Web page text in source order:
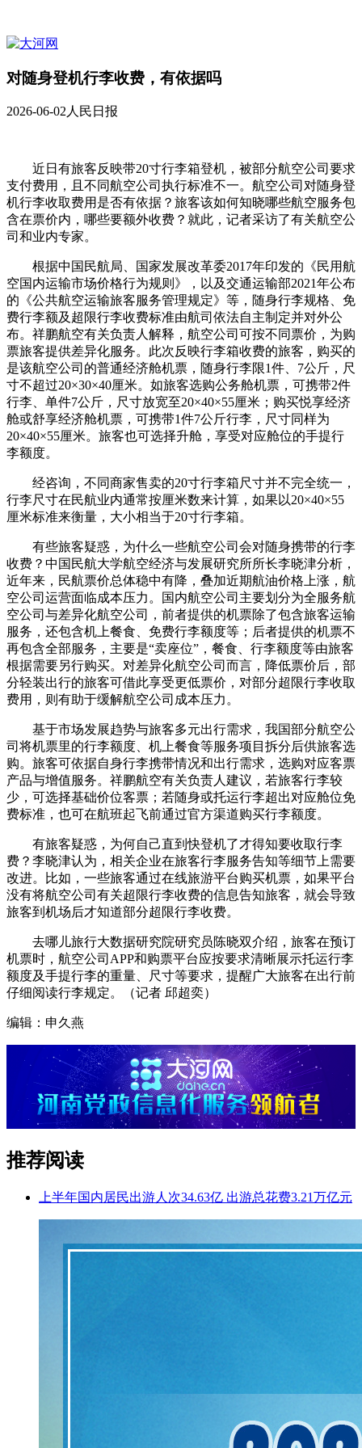
对随身登机行李收费，有依据吗
2026-06-02人民日报
近日有旅客反映带20寸行李箱登机，被部分航空公司要求
支付费用，且不同航空公司执行标准不一。航空公司对随身登
机行李收取费用是否有依据？旅客该如何知晓哪些航空服务包
含在票价内，哪些要额外收费？就此，记者采访了有关航空公
司和业内专家。
根据中国民航局、国家发展改革委2017年印发的《民用航
空国内运输市场价格行为规则》，以及交通运输部2021年公布
的《公共航空运输旅客服务管理规定》等，随身行李规格、免
费行李额及超限行李收费标准由航司依法自主制定并对外公
布。祥鹏航空有关负责人解释，航空公司可按不同票价，为购
票旅客提供差异化服务。此次反映行李箱收费的旅客，购买的
是该航空公司的普通经济舱机票，随身行李限1件、7公斤，尺
寸不超过20×30×40厘米。如旅客选购公务舱机票，可携带2件
行李、单件7公斤，尺寸放宽至20×40×55厘米；购买悦享经济
舱或舒享经济舱机票，可携带1件7公斤行李，尺寸同样为
20×40×55厘米。旅客也可选择升舱，享受对应舱位的手提行
李额度。
经咨询，不同商家售卖的20寸行李箱尺寸并不完全统一，
行李尺寸在民航业内通常按厘米数来计算，如果以20×40×55
厘米标准来衡量，大小相当于20寸行李箱。
有些旅客疑惑，为什么一些航空公司会对随身携带的行李
收费？中国民航大学航空经济与发展研究所所长李晓津分析，
近年来，民航票价总体稳中有降，叠加近期航油价格上涨，航
空公司运营面临成本压力。国内航空公司主要划分为全服务航
空公司与差异化航空公司，前者提供的机票除了包含旅客运输
服务，还包含机上餐食、免费行李额度等；后者提供的机票不
再包含全部服务，主要是“卖座位”，餐食、行李额度等由旅客
根据需要另行购买。对差异化航空公司而言，降低票价后，部
分轻装出行的旅客可借此享受更低票价，对部分超限行李收取
费用，则有助于缓解航空公司成本压力。
基于市场发展趋势与旅客多元出行需求，我国部分航空公
司将机票里的行李额度、机上餐食等服务项目拆分后供旅客选
购。旅客可依据自身行李携带情况和出行需求，选购对应客票
产品与增值服务。祥鹏航空有关负责人建议，若旅客行李较
少，可选择基础价位客票；若随身或托运行李超出对应舱位免
费标准，也可在航班起飞前通过官方渠道购买行李额度。
有旅客疑惑，为何自己直到快登机了才得知要收取行李
费？李晓津认为，相关企业在旅客行李服务告知等细节上需要
改进。比如，一些旅客通过在线旅游平台购买机票，如果平台
没有将航空公司有关超限行李收费的信息告知旅客，就会导致
旅客到机场后才知道部分超限行李收费。
去哪儿旅行大数据研究院研究员陈晓双介绍，旅客在预订
机票时，航空公司APP和购票平台应按要求清晰展示托运行李
额度及手提行李的重量、尺寸等要求，提醒广大旅客在出行前
仔细阅读行李规定。（记者 邱超奕）
编辑：申久燕
推荐阅读
上半年国内居民出游人次34.63亿 出游总花费3.21万亿元